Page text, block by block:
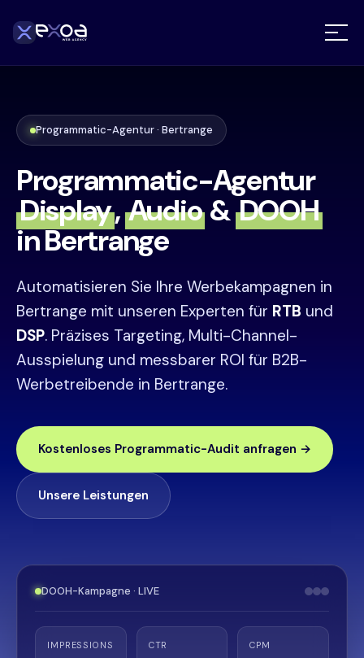
Programmatic-Agentur · Bertrange
Programmatic-Agentur
Display, Audio & DOOH
in Bertrange
Automatisieren Sie Ihre Werbekampagnen in
Bertrange mit unseren Experten für RTB und
DSP. Präzises Targeting, Multi-Channel-
Ausspielung und messbarer ROI für B2B-
Werbetreibende in Bertrange.
Kostenloses Programmatic-Audit anfragen →
Unsere Leistungen
DOOH-Kampagne · LIVE
IMPRESSIONS CTR CPM